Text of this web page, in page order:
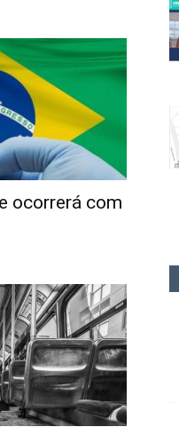
ocorrerá com